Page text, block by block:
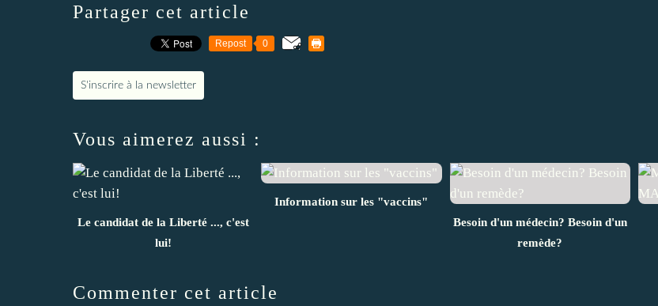
Partager cet article
Repost 0
S'inscrire à la newsletter
Vous aimerez aussi :
Le candidat de la Liberté ..., c'est
lui!
Information sur les "vaccins"
Besoin d'un médecin? Besoin d'un
remède?
Commenter cet article